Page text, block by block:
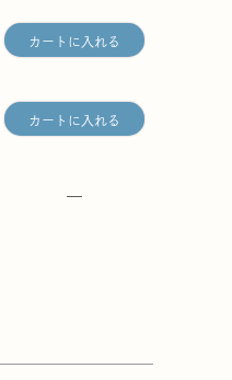
カートに入れる
カートに入れる
—